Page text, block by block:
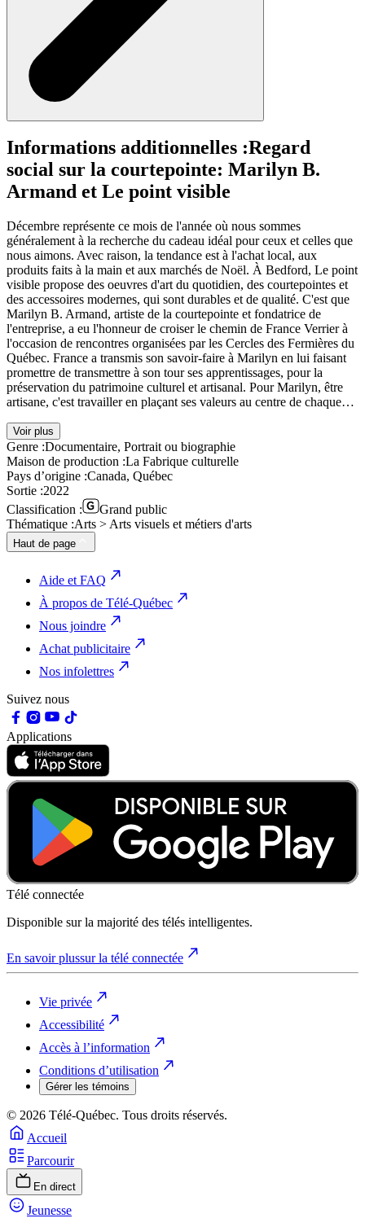
Informations additionnelles :Regard
social sur la courtepointe: Marilyn B.
Armand et Le point visible
Décembre représente ce mois de l'année où nous sommes
généralement à la recherche du cadeau idéal pour ceux et celles que
nous aimons. Avec raison, la tendance est à l'achat local, aux
produits faits à la main et aux marchés de Noël. À Bedford, Le point
visible propose des oeuvres d'art du quotidien, des courtepointes et
des accessoires modernes, qui sont durables et de qualité. C'est que
Marilyn B. Armand, artiste de la courtepointe et fondatrice de
l'entreprise, a eu l'honneur de croiser le chemin de France Verrier à
l'occasion de rencontres organisées par les Cercles des Fermières du
Québec. France a transmis son savoir-faire à Marilyn en lui faisant
promettre de transmettre à son tour ses apprentissages, pour la
préservation du patrimoine culturel et artisanal. Pour Marilyn, être
artisane, c'est travailler en plaçant ses valeurs au centre de chaque…
Voir plus
Genre :Documentaire, Portrait ou biographie
Maison de production :La Fabrique culturelle
Pays d’origine :Canada, Québec
Sortie :2022
Classification :
Grand public
Thématique :Arts > Arts visuels et métiers d'arts
Haut de page
Aide et FAQ
À propos de Télé-Québec
Nous joindre
Achat publicitaire
Nos infolettres
Suivez nous
Applications
Télé connectée
Disponible sur la majorité des télés intelligentes.
En savoir plussur la télé connectée
Vie privée
Accessibilité
Accès à l’information
Conditions d’utilisation
Gérer les témoins
© 2026 Télé-Québec. Tous droits réservés.
Accueil
Parcourir
En direct
Jeunesse